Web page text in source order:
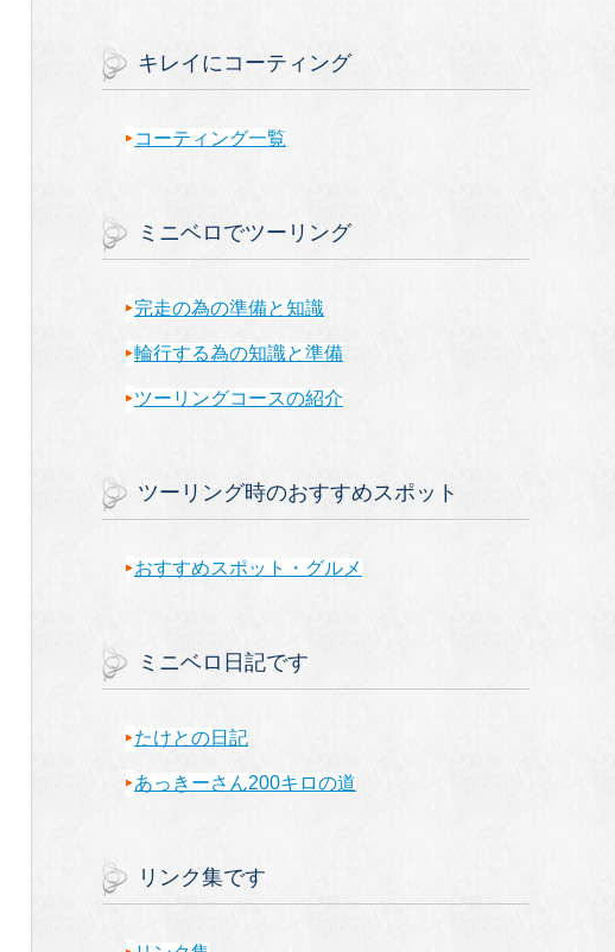
キレイにコーティング
コーティング一覧
ミニベロでツーリング
完走の為の準備と知識
輪行する為の知識と準備
ツーリングコースの紹介
ツーリング時のおすすめスポット
おすすめスポット・グルメ
ミニベロ日記です
たけとの日記
あっきーさん200キロの道
リンク集です